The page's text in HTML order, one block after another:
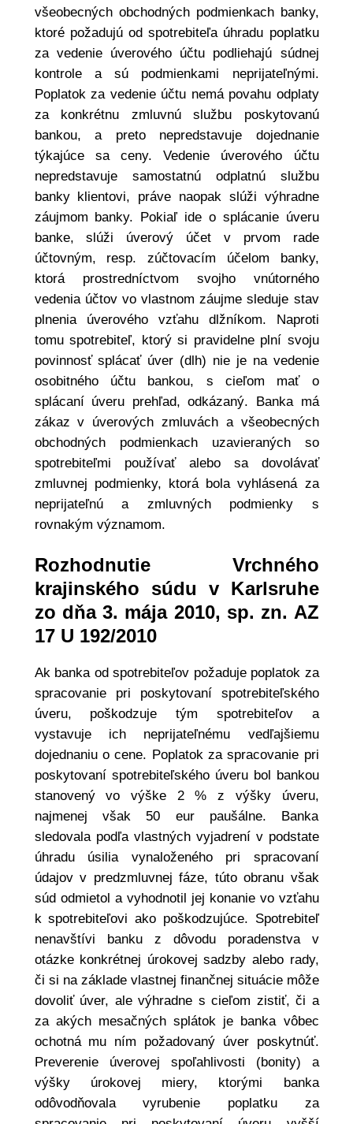
všeobecných obchodných podmienkach banky,
ktoré požadujú od spotrebiteľa úhradu poplatku
za vedenie úverového účtu podliehajú súdnej
kontrole a sú podmienkami neprijateľnými.
Poplatok za vedenie účtu nemá povahu odplaty
za konkrétnu zmluvnú službu poskytovanú
bankou, a preto nepredstavuje dojednanie
týkajúce sa ceny. Vedenie úverového účtu
nepredstavuje samostatnú odplatnú službu
banky klientovi, práve naopak slúži výhradne
záujmom banky. Pokiaľ ide o splácanie úveru
banke, slúži úverový účet v prvom rade
účtovným, resp. zúčtovacím účelom banky,
ktorá prostredníctvom svojho vnútorného
vedenia účtov vo vlastnom záujme sleduje stav
plnenia úverového vzťahu dlžníkom. Naproti
tomu spotrebiteľ, ktorý si pravidelne plní svoju
povinnosť splácať úver (dlh) nie je na vedenie
osobitného účtu bankou, s cieľom mať o
splácaní úveru prehľad, odkázaný. Banka má
zákaz v úverových zmluvách a všeobecných
obchodných podmienkach uzavieraných so
spotrebiteľmi používať alebo sa dovolávať
zmluvnej podmienky, ktorá bola vyhlásená za
neprijateľnú a zmluvných podmienky s
rovnakým významom.
Rozhodnutie Vrchného
krajinského súdu v Karlsruhe
zo dňa 3. mája 2010, sp. zn. AZ
17 U 192/2010
Ak banka od spotrebiteľov požaduje poplatok za
spracovanie pri poskytovaní spotrebiteľského
úveru, poškodzuje tým spotrebiteľov a
vystavuje ich neprijateľnému vedľajšiemu
dojednaniu o cene. Poplatok za spracovanie pri
poskytovaní spotrebiteľského úveru bol bankou
stanovený vo výške 2 % z výšky úveru,
najmenej však 50 eur paušálne. Banka
sledovala podľa vlastných vyjadrení v podstate
úhradu úsilia vynaloženého pri spracovaní
údajov v predzmluvnej fáze, túto obranu však
súd odmietol a vyhodnotil jej konanie vo vzťahu
k spotrebiteľovi ako poškodzujúce. Spotrebiteľ
nenavštívi banku z dôvodu poradenstva v
otázke konkrétnej úrokovej sadzby alebo rady,
či si na základe vlastnej finančnej situácie môže
dovoliť úver, ale výhradne s cieľom zistiť, či a
za akých mesačných splátok je banka vôbec
ochotná mu ním požadovaný úver poskytnúť.
Preverenie úverovej spoľahlivosti (bonity) a
výšky úrokovej miery, ktorými banka
odôvodňovala vyrubenie poplatku za